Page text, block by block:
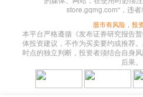
store.gqmg.com"，违者
股市有风险，投
本平台严格遵循《发布证券研究报告
体投资建议，不作为买卖要约或推荐
时点的独立判断，投资者须结合自身
后果。